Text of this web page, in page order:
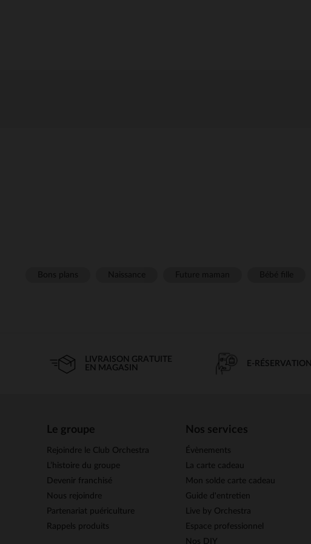
LIVRAISON GRATUITE
EN MAGASIN
E-RÉSERVATION
Le groupe
Rejoindre le Club Orchestra
L’histoire du groupe
Devenir franchisé
Nous rejoindre
Partenariat puériculture
Rappels produits
Nos services
Évènements
La carte cadeau
Mon solde carte cadeau
Guide d'entretien
Live by Orchestra
Espace professionnel
Nos DIY